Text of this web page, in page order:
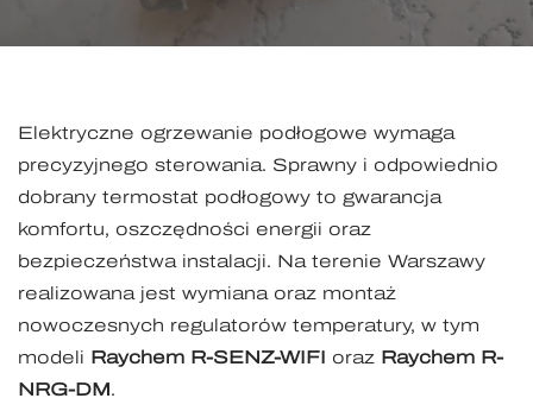
Elektryczne ogrzewanie podłogowe wymaga
precyzyjnego sterowania. Sprawny i odpowiednio
dobrany termostat podłogowy to gwarancja
komfortu, oszczędności energii oraz
bezpieczeństwa instalacji. Na terenie Warszawy
realizowana jest wymiana oraz montaż
nowoczesnych regulatorów temperatury, w tym
modeli Raychem R-SENZ-WIFI oraz Raychem R-
NRG-DM .